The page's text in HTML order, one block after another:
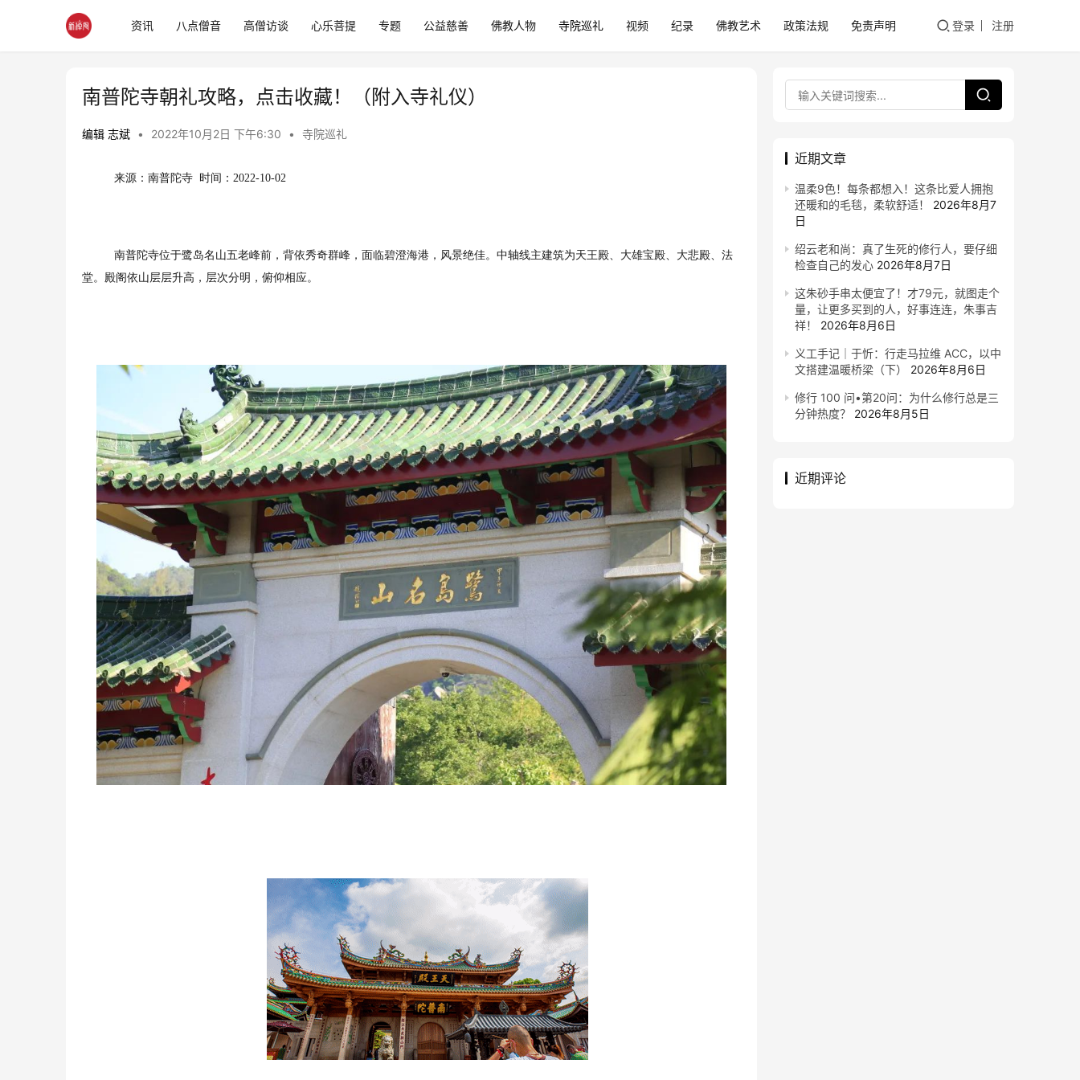
资讯 八点僧音 高僧访谈 心乐菩提 专题 公益慈善 佛教人物 寺院巡礼 视频 纪录 佛教艺术 政策法规 免责声明 登录 注册
南普陀寺朝礼攻略，点击收藏！（附入寺礼仪）
编辑 志斌 • 2022年10月2日 下午6:30 • 寺院巡礼
来源：南普陀寺  时间：2022-10-02
南普陀寺位于鹭岛名山五老峰前，背依秀奇群峰，面临碧澄海港，风景绝佳。 中轴线主建筑为天王殿、大雄宝殿、大悲殿、法
堂。殿阁依山层层升高，层次分明，俯仰相应。
近期文章
温柔9色！每条都想入！这条比爱人拥抱
还暖和的毛毯，柔软舒适！
2026年8月7
日
绍云老和尚：真了生死的修行人，要仔细
检查自己的发心 2026年8月7日
这朱砂手串太便宜了！才79元，就图走个
量，让更多买到的人，好事连连，朱事吉
祥！
2026年8月6日
义工手记｜于忻：行走马拉维 ACC，以中
文搭建温暖桥梁（下）
2026年8月6日
修行 100 问•第20问：为什么修行总是三
分钟热度？
2026年8月5日
近期评论